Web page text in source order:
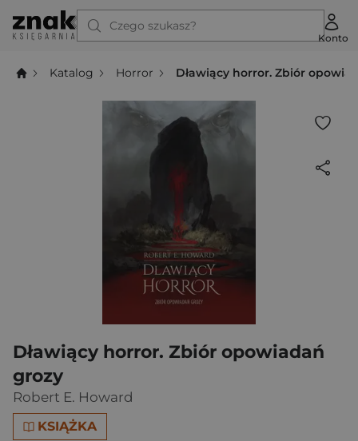
Czego szukasz?
Konto
Katalog Horror Dławiący horror. Zbiór
Dławiący horror. Zbiór opowiadań
grozy
Robert E. Howard
KSIĄŻKA